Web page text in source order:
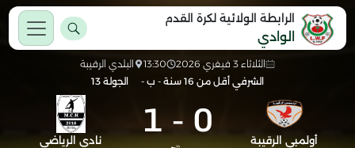
الرابطة الولائية لكرة القدم
الوادي
الثلاثاء 3 فيفري 2026 13:30
البلدي الرقيبة
الشرفي أقل من 16 سنة - ب -
الجولة 13
أولمبي الرقيبة 0
-
1
نادي الرياضي